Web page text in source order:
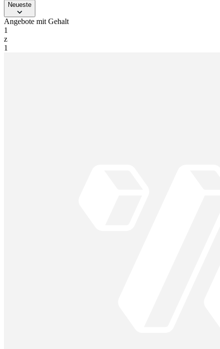
Neueste
Angebote mit Gehalt
1
z
1